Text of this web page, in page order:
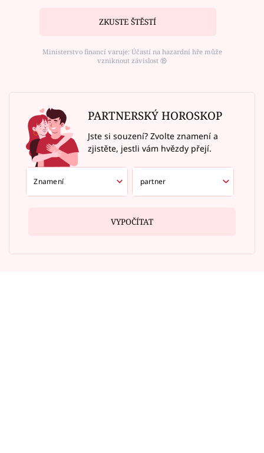
ZKUSTE ŠTĚSTÍ
Ministerstvo financí varuje: Účastí na hazardní hře může
vzniknout závislost ⑱
PARTNERSKÝ HOROSKOP
Jste si souzení? Zvolte znamení a
zjistěte, jestli vám hvězdy přejí.
VYPOČÍTAT